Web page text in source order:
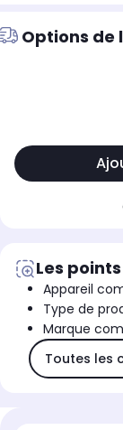
Options de
Les
Appareil
Type de
Marque
Toutes les